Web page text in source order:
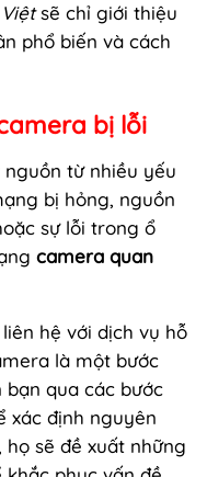
sẽ chỉ giới thiệu
phổ biến và cách
bị lỗi
từ nhiều yếu
bị hỏng, nguồn
sự lỗi trong ổ
camera quan
hệ với dịch vụ hỗ
là một bước
qua các bước
xác định nguyên
họ sẽ đề xuất những